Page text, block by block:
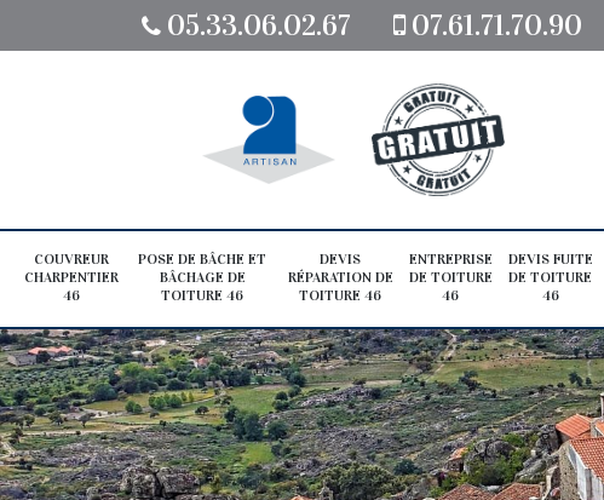
05.33.06.02.67 07.61.71.70.90
COUVREUR
CHARPENTIER
46
POSE DE BÂCHE ET
BÂCHAGE DE
TOITURE 46
DEVIS
RÉPARATION DE
TOITURE 46
ENTREPRISE
DE TOITURE
46
DEVIS FUITE
DE TOITURE
46